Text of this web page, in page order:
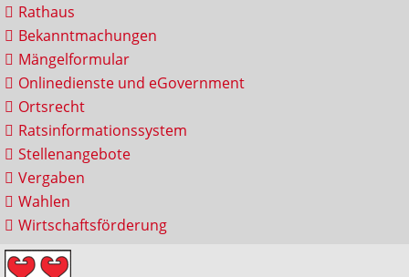
Rathaus
Bekanntmachungen
Mängelformular
Onlinedienste und eGovernment
Ortsrecht
Ratsinformationssystem
Stellenangebote
Vergaben
Wahlen
Wirtschaftsförderung